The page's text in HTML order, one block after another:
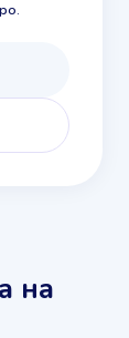
на